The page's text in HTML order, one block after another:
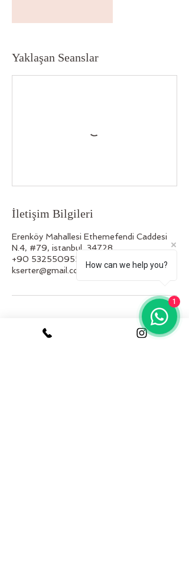
Yaklaşan Seanslar
İletişim Bilgileri
Erenköy Mahallesi Ethemefendi Caddesi
N.4, #79, istanbul, 34728
+90 5325509558
kserter@gmail.com
How can we help you?
1